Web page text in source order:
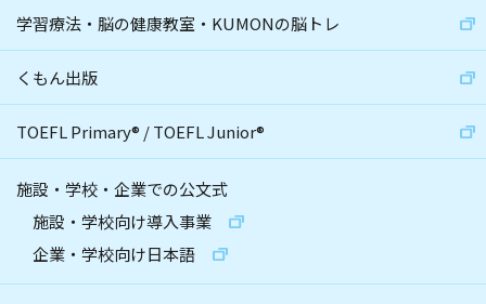
学習療法・脳の健康教室・KUMONの脳トレ
くもん出版
TOEFL Primary® /TOEFL Junior®
施設・学校・企業での公文式
施設・学校向け導入事業
企業・学校向け日本語